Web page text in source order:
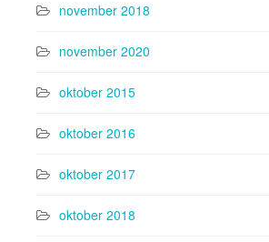
november 2018
november 2020
oktober 2015
oktober 2016
oktober 2017
oktober 2018